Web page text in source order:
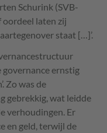
Schurink (SVB-
laten zij
staat […]’.
governance ernstig
Zo was de
gebrekkig, wat leidde
verhoudingen. Er
en geld, terwijl de